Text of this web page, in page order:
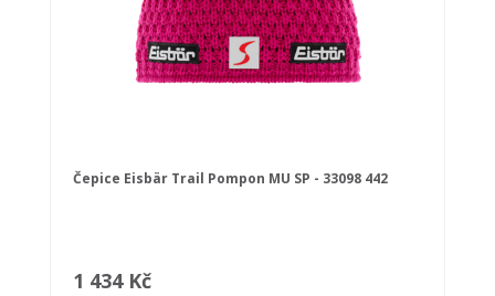
Čepice Eisbär Trail Pompon MU SP - 33098 442
1 434 Kč